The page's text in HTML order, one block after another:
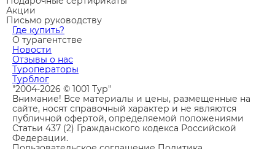
Акции
Письмо руководству
Где купить?
О турагентстве
Новости
Отзывы о нас
Туроператоры
Турблог
"2004-2026 © 1001 Тур"
Внимание! Все материалы и цены, размещенные на
сайте, носят справочный характер и не являются
публичной офертой, определяемой положениями
Статьи 437 (2) Гражданского кодекса Российской
Федерации.